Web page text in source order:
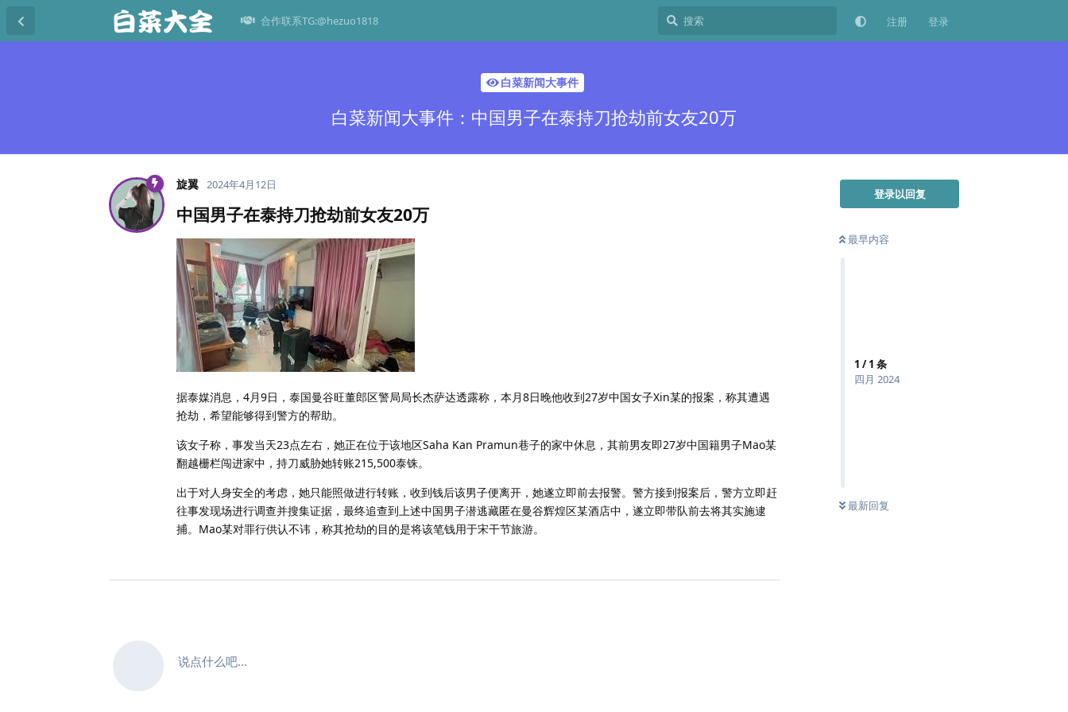
合作联系TG:@hezuo1818 注册 登录
白菜新闻大事件
白菜新闻大事件：中国男子在泰持刀抢劫前女友20万
登录以回复
最早内容
1 /1 条
四月 2024
最新回复
旋翼 2024年4月12日
中国男子在泰持刀抢劫前女友20万
据泰媒消息，4月9日，泰国曼谷旺董郎区警局局长杰萨达透露称，本月8日晚他收到27岁中国女子Xin某的报案，称其遭遇
抢劫，希望能够得到警方的帮助。
该女子称，事发当天23点左右，她正在位于该地区Saha Kan Pramun巷子的家中休息，其前男友即27岁中国籍男子Mao某
翻越栅栏闯进家中，持刀威胁她转账215,500泰铢。
出于对人身安全的考虑，她只能照做进行转账，收到钱后该男子便离开，她遂立即前去报警。警方接到报案后，警方立即赶
往事发现场进行调查并搜集证据，最终追查到上述中国男子潜逃藏匿在曼谷辉煌区某酒店中，遂立即带队前去将其实施逮
捕。Mao某对罪行供认不讳，称其抢劫的目的是将该笔钱用于宋干节旅游。
说点什么吧...